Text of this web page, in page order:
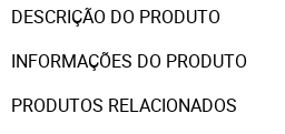
DESCRIÇÃO DO PRODUTO
INFORMAÇÕES DO PRODUTO
PRODUTOS RELACIONADOS